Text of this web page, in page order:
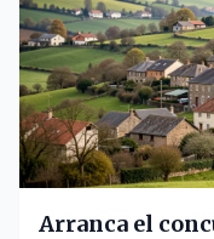
Arranca el